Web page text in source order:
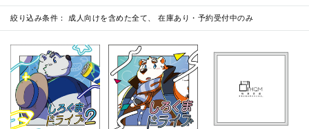
絞り込み条件： 成人向けを含めた全て、 在庫あり・予約受付中のみ